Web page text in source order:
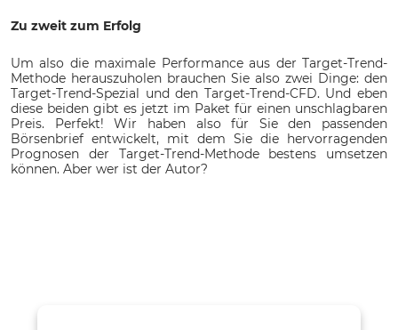
Zu zweit zum Erfolg
Um also die maximale Performance aus der Target-Trend-
Methode herauszuholen brauchen Sie also zwei Dinge: den
Target-Trend-Spezial und den Target-Trend-CFD. Und eben
diese beiden gibt es jetzt im Paket für einen unschlagbaren
Preis. Perfekt! Wir haben also für Sie den passenden
Börsenbrief entwickelt, mit dem Sie die hervorragenden
Prognosen der Target-Trend-Methode bestens umsetzen
können. Aber wer ist der Autor?